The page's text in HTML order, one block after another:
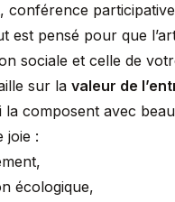
conférence
est pensé pour que
sociale et celle de
sur la valeur de
la composent avec
joie :
écologique,